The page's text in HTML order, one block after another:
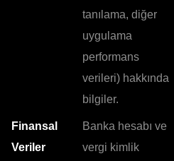
tanılama, diğer
uygulama
performans
verileri) hakkında
bilgiler.
Finansal
Veriler
Banka hesabı ve
vergi kimlik